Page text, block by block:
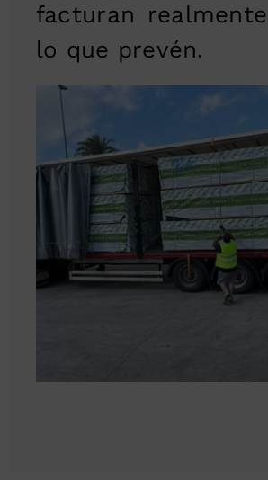
facturan
lo que prevén.